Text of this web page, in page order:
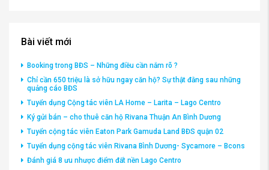
Bài viết mới
Booking trong BĐS – Những điều cần nắm rõ ?
Chỉ cần 650 triệu là sở hữu ngay căn hộ? Sự thật đằng sau những
quảng cáo BĐS
Tuyển dụng Cộng tác viên LA Home – Larita – Lago Centro
Ký gửi bán – cho thuê căn hộ Rivana Thuận An Bình Dương
Tuyển cộng tác viên Eaton Park Gamuda Land BĐS quận 02
Tuyển dụng cộng tác viên Rivana Bình Dương- Sycamore – Bcons
Đánh giá 8 ưu nhược điểm đất nền Lago Centro